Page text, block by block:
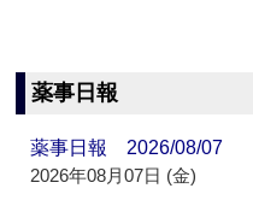
薬事日報
薬事日報 2026/08/07
2026年08月07日 (金)